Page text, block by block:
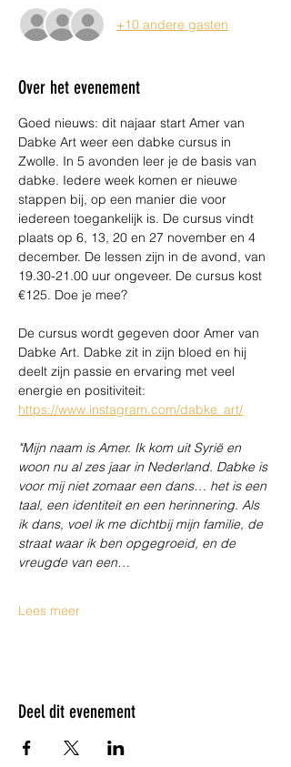
+10 andere gasten
Over het evenement
Goed nieuws: dit najaar start Amer van
Dabke Art weer een dabke cursus in
Zwolle. In 5 avonden leer je de basis van
dabke. Iedere week komen er nieuwe
stappen bij, op een manier die voor
iedereen toegankelijk is. De cursus vindt
plaats op 6, 13, 20 en 27 november en 4
december. De lessen zijn in de avond, van
19.30-21.00 uur ongeveer. De cursus kost
€125. Doe je mee?
De cursus wordt gegeven door Amer van
Dabke Art. Dabke zit in zijn bloed en hij
deelt zijn passie en ervaring met veel
energie en positiviteit:
https://www.instagram.com/dabke_art/
"Mijn naam is Amer. Ik kom uit Syrië en
woon nu al zes jaar in Nederland. Dabke is
voor mij niet zomaar een dans… het is een
taal, een identiteit en een herinnering. Als
ik dans, voel ik me dichtbij mijn familie, de
straat waar ik ben opgegroeid, en de
vreugde van een…
Lees meer
Deel dit evenement